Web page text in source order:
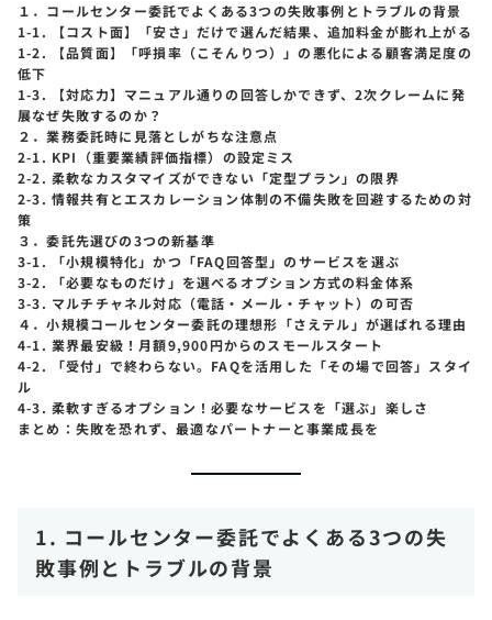
１．コールセンター委託でよくある3つの失敗事例とトラブルの背景
1-1. 【コスト面】「安さ」だけで選んだ結果、追加料金が膨れ上がる
1-2. 【品質面】「呼損率（こそんりつ）」の悪化による顧客満足度の
低下
1-3. 【対応力】マニュアル通りの回答しかできず、2次クレームに発
展なぜ失敗するのか？
２．業務委託時に見落としがちな注意点
2-1. KPI（重要業績評価指標）の設定ミス
2-2. 柔軟なカスタマイズができない「定型プラン」の限界
2-3. 情報共有とエスカレーション体制の不備失敗を回避するための対
策
３．委託先選びの3つの新基準
3-1. 「小規模特化」かつ「FAQ回答型」のサービスを選ぶ
3-2. 「必要なものだけ」を選べるオプション方式の料金体系
3-3. マルチチャネル対応（電話・メール・チャット）の可否
４．小規模コールセンター委託の理想形「さえテル」が選ばれる理由
4-1. 業界最安級！月額9,900円からのスモールスタート
4-2. 「受付」で終わらない。FAQを活用した「その場で回答」スタイ
ル
4-3. 柔軟すぎるオプション！必要なサービスを「選ぶ」楽しさ
まとめ：失敗を恐れず、最適なパートナーと事業成長を
1. コールセンター委託でよくある3つの失
敗事例とトラブルの背景